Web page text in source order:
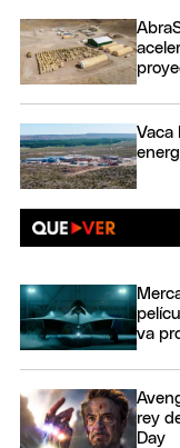
Vaca
va
rey
Day